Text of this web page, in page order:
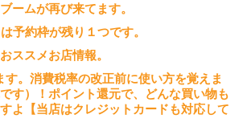
ームが再び来てます。
予約枠が残り１つです。
ススメお店情報。
す。消費税率の改正前に使い方を覚えま
す）！ポイント還元で、どんな買い物も
よ【当店はクレジットカードも対応して